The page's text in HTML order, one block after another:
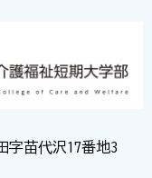
苗代沢17番地3